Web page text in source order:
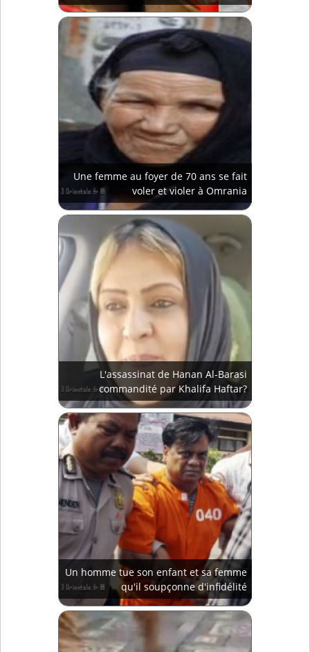
Une femme au foyer de 70 ans se fait
voler et violer à Omrania
L'assassinat de Hanan Al-Barasi
commandité par Khalifa Haftar?
Un homme tue son enfant et sa femme
qu'il soupçonne d'infidélité